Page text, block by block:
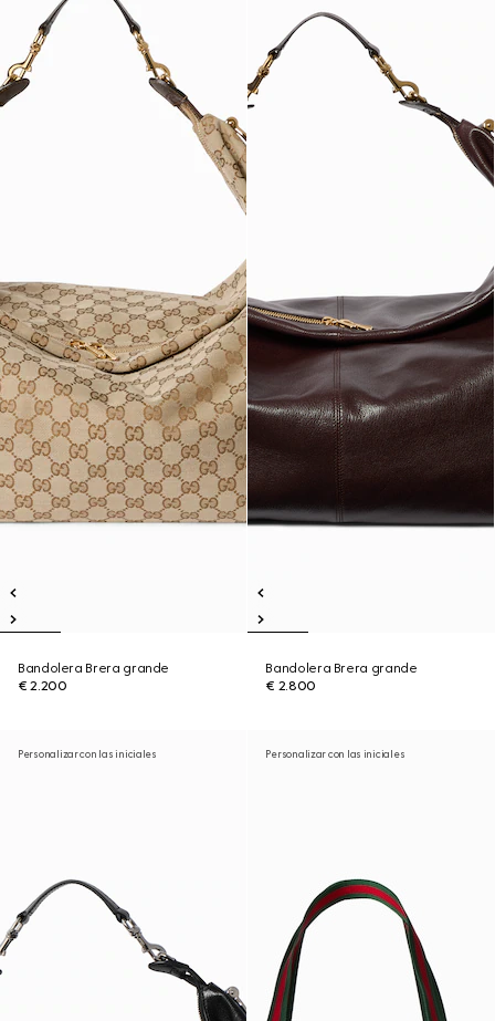
Bandolera Brera grande
€ 2.200
Bandolera Brera grande
€ 2.800
Personalizar con las iniciales Personalizar con las iniciales